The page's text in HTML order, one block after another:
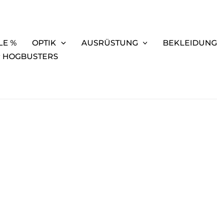
% OPTIK AUSRÜSTUNG BEKLEIDUNG
HOGBUSTERS